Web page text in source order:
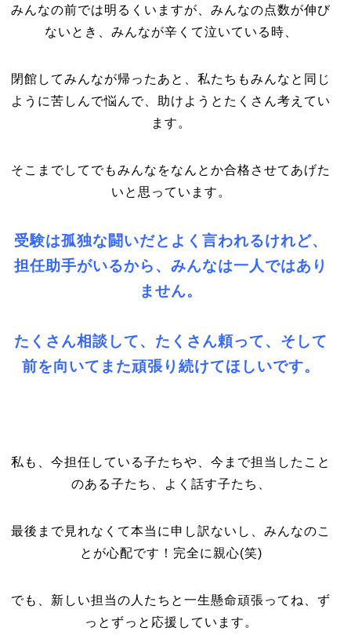
みんなの前では明るくいますが、みんなの点数が伸び
ないとき、みんなが辛くて泣いている時、
閉館してみんなが帰ったあと、私たちもみんなと同じ
ように苦しんで悩んで、助けようとたくさん考えてい
ます。
そこまでしてでもみんなをなんとか合格させてあげた
いと思っています。
受験は孤独な闘いだとよく言われるけれど、
担任助手がいるから、みんなは一人ではあり
ません。
たくさん相談して、たくさん頼って、そして
前を向いてまた頑張り続けてほしいです。
私も、今担任している子たちや、今まで担当したこと
のある子たち、よく話す子たち、
最後まで見れなくて本当に申し訳ないし、みんなのこ
とが心配です！完全に親心(笑)
でも、新しい担当の人たちと一生懸命頑張ってね、ず
っとずっと応援しています。